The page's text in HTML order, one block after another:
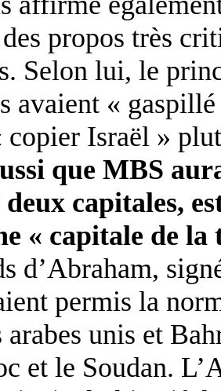
propos très
Selon lui, le
avaient «
copier Israël »
que MBS
capitales,
« capitale de la
d’Abraham,
permis la
unis et
et le Soudan.